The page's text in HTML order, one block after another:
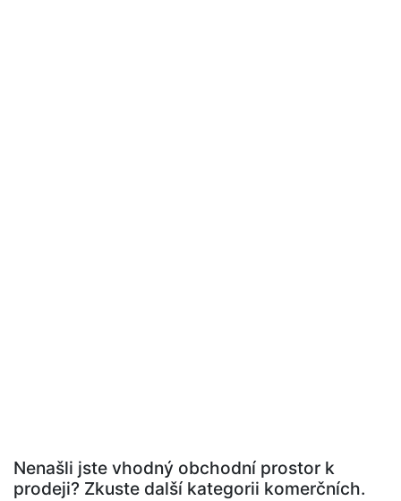
Nenašli jste vhodný obchodní prostor k
prodeji? Zkuste další kategorii komerčních.